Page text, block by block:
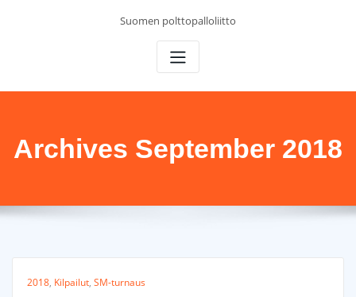
Suomen polttopalloliitto
Archives September 2018
2018, Kilpailut, SM-turnaus